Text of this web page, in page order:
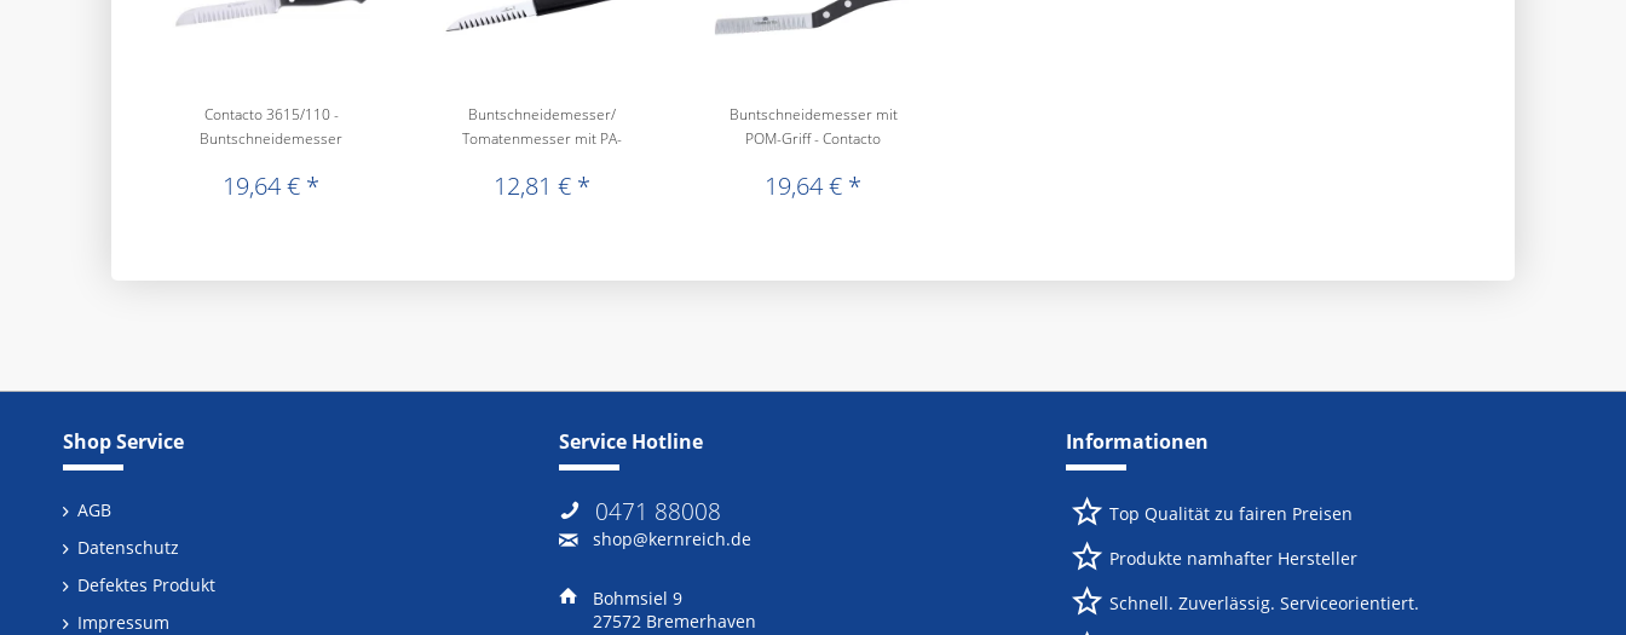
Contacto 3615/110 -
Buntschneidemesser
19,64 € *
Buntschneidemesser/
Tomatenmesser mit PA-
12,81 € *
Buntschneidemesser mit
POM-Griff - Contacto
19,64 € *
Shop Service
AGB
Datenschutz
Defektes Produkt
Impressum
Service Hotline
0471 88008
shop@kernreich.de
Bohmsiel 9
27572 Bremerhaven
Informationen
Top Qualität zu fairen Preisen
Produkte namhafter Hersteller
Schnell. Zuverlässig. Serviceorientiert.